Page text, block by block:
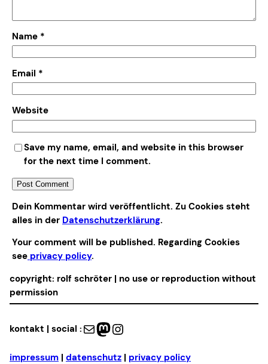
Name *
Email *
Website
Save my name, email, and website in this browser
for the next time I comment.
Alternative:
Dein Kommentar wird veröffentlicht. Zu Cookies steht
alles in der Datenschutzerklärung.
Your comment will be published. Regarding Cookies
see privacy policy.
copyright: rolf schröter | no use or reproduction without
permission
kontakt | social : Mail Mastodon Instagram
impressum | datenschutz | privacy policy